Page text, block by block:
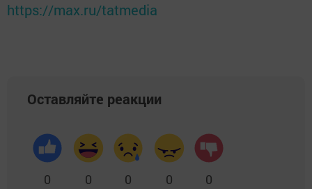
https://max.ru/tatmedia
Оставляйте реакции
0 0 0 0 0